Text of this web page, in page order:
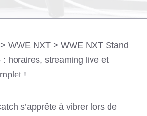
> WWE NXT > WWE NXT Stand
: horaires, streaming live et
!
s’apprête à vibrer lors de